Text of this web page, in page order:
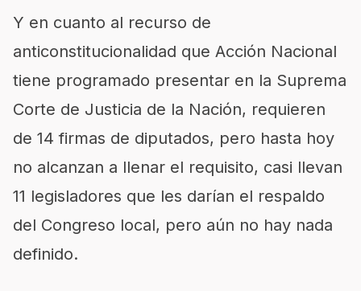
Y en cuanto al recurso de
anticonstitucionalidad que Acción Nacional
tiene programado presentar en la Suprema
Corte de Justicia de la Nación, requieren
de 14 firmas de diputados, pero hasta hoy
no alcanzan a llenar el requisito, casi llevan
11 legisladores que les darían el respaldo
del Congreso local, pero aún no hay nada
definido.